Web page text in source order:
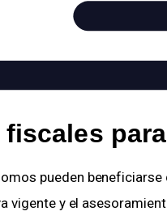
fiscales
pueden
vigente y el